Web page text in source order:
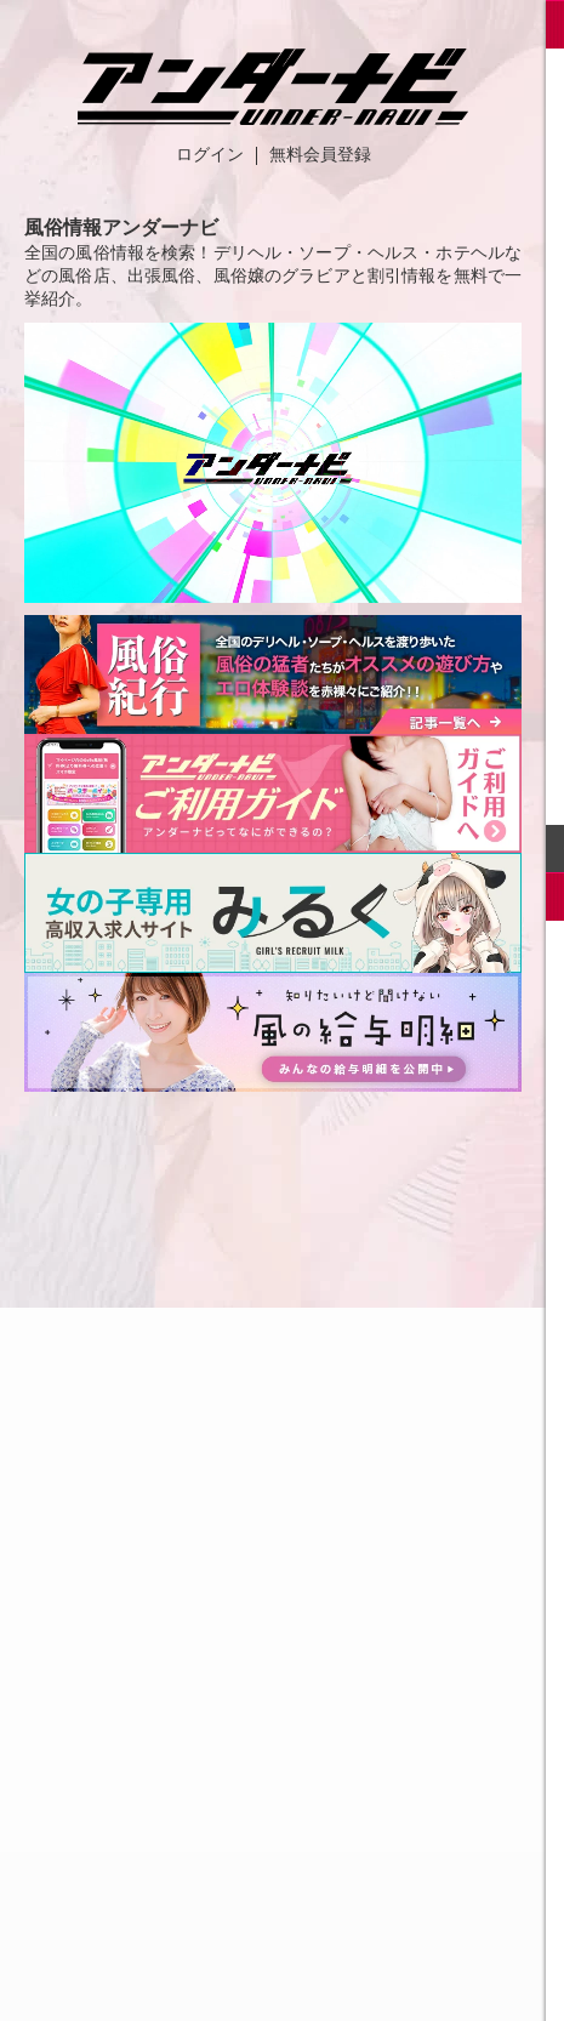
ログイン 無料会員登録
風俗情報アンダーナビ
全国の風俗情報を検索！デリヘル・ソープ・ヘルス・ホテヘルな
どの風俗店、出張風俗、風俗嬢のグラビアと割引情報を無料で一
挙紹介。